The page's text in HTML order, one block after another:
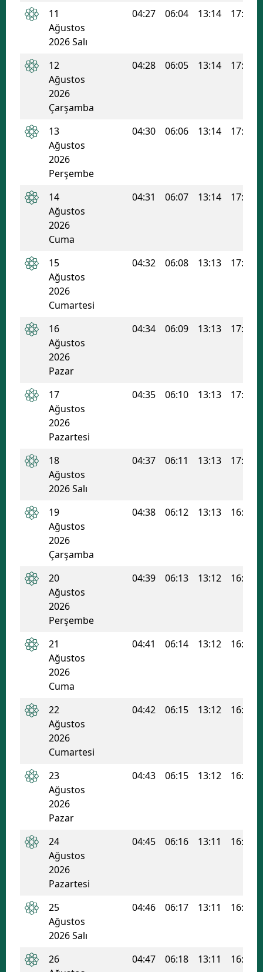
Hakkari
Mersin
Kars
Kocaeli
Malatya
Kahramanmaraş
Muş
Sakarya
Sinop
Tokat
11
Ağustos
2026 Salı
04:27 06:04 13:14 17:04
12
Ağustos
2026
Çarşamba
04:28 06:05 13:14 17:03
13
Ağustos
2026
Perşembe
04:30 06:06 13:14 17:03
14
Ağustos
2026
Cuma
04:31 06:07 13:14 17:02
15
Ağustos
2026
Cumartesi
04:32 06:08 13:13 17:02
16
Ağustos
2026
Pazar
04:34 06:09 13:13 17:01
17
Ağustos
2026
Pazartesi
04:35 06:10 13:13 17:00
18
Ağustos
2026 Salı
04:37 06:11 13:13 17:00
19
Ağustos
2026
Çarşamba
04:38 06:12 13:13 16:59
20
Ağustos
2026
Perşembe
04:39 06:13 13:12 16:58
21
Ağustos
2026
Cuma
04:41 06:14 13:12 16:58
22
Ağustos
2026
Cumartesi
04:42 06:15 13:12 16:57
23
Ağustos
2026
Pazar
04:43 06:15 13:12 16:56
24
Ağustos
2026
Pazartesi
04:45 06:16 13:11 16:55
25
Ağustos
2026 Salı
04:46 06:17 13:11 16:55
26
04:47 06:18 13:11 16:54